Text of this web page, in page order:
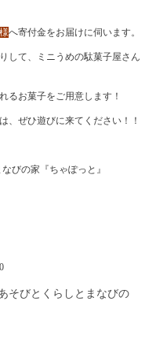
へ寄付金をお届けに伺います。
して、ミニうめの駄菓子屋さん
るお菓子をご用意します！
、ぜひ遊びに来てください！！
そびとくらしとまなびの